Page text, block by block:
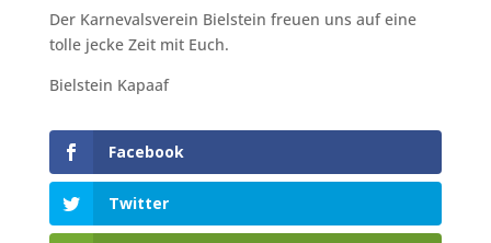
Der Karnevalsverein Bielstein freuen uns auf eine
tolle jecke Zeit mit Euch.
Bielstein Kapaaf
Facebook
Twitter